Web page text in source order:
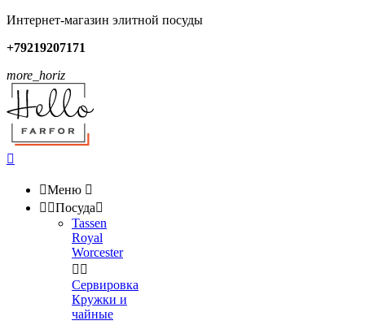
Интернет-магазин элитной посуды
+79219207171
more_horiz

Меню 
 Посуда
Tassen
Royal
Worcester
 
Сервировка
Кружки и
чайные